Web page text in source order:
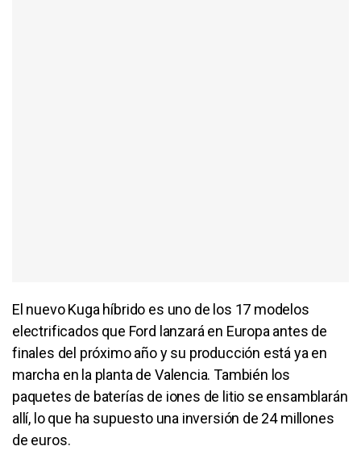
El nuevo Kuga híbrido es uno de los 17 modelos
electrificados que Ford lanzará en Europa antes de
finales del próximo año y su producción está ya en
marcha en la planta de Valencia. También los
paquetes de baterías de iones de litio se ensamblarán
allí, lo que ha supuesto una inversión de 24 millones
de euros.